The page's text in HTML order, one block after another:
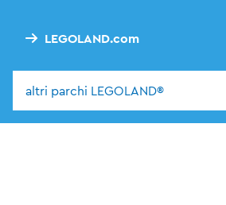
LEGOLAND.com
altri parchi LEGOLAND®